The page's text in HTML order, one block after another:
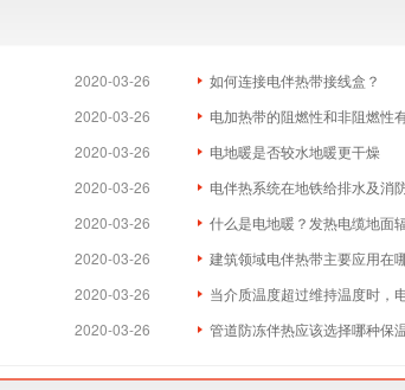
2020-03-26
如何连接电伴热带接线盒？
2020-03-26
电加热带的阻燃性和非阻燃性
2020-03-26
电地暖是否较水地暖更干燥
2020-03-26
电伴热系统在地铁给排水及消
2020-03-26
什么是电地暖？发热电缆地面
2020-03-26
建筑领域电伴热带主要应用在
2020-03-26
当介质温度超过维持温度时，
2020-03-26
管道防冻伴热应该选择哪种保